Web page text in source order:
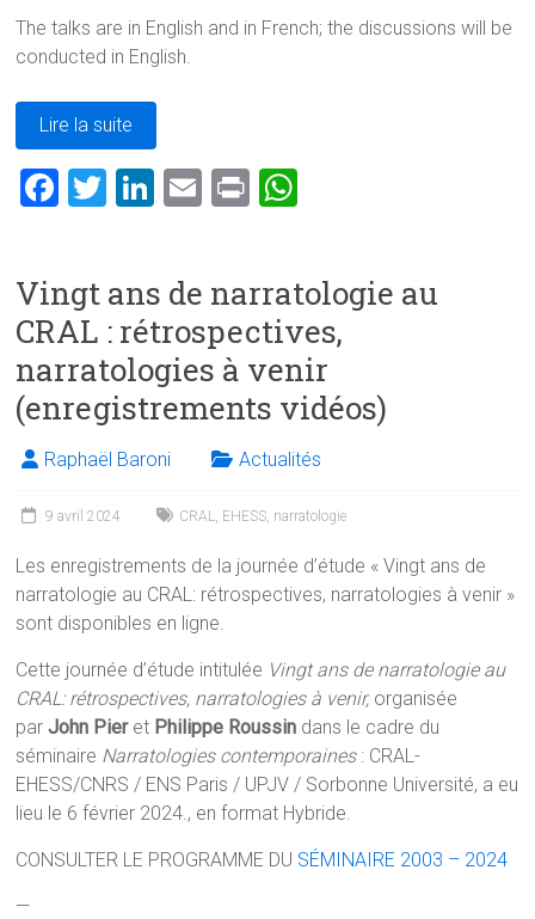
The talks are in English and in French; the discussions will be
conducted in English.
Lire la suite
F
b
o
ok
T
er
Li
dI
n
E
l
Pr
s
A
p
p
Vingt ans de narratologie au
CRAL : rétrospectives,
narratologies à venir
(enregistrements vidéos)
Raphaël Baroni Actualités
9 avril 2024 CRAL, EHESS, narratologie
Les enregistrements de la journée d’étude « Vingt ans de
narratologie au CRAL: rétrospectives, narratologies à venir »
sont disponibles en ligne.
Cette journée d’étude intitulée Vingt ans de narratologie au
CRAL: rétrospectives, narratologies à venir, organisée
parJohn Pieret Philippe Roussin dans le cadre du
séminaire Narratologies contemporaines: CRAL-
EHESS/CNRS / ENS Paris / UPJV / Sorbonne Université, a eu
lieu le 6 février 2024., en format Hybride.
CONSULTER LE PROGRAMME DU SÉMINAIRE 2003 – 2024
—